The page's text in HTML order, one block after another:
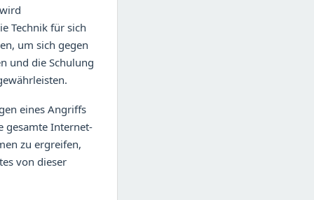
Technik für sich
um sich gegen
und die Schulung
eines Angriffs
gesamte Internet-
zu ergreifen,
von dieser